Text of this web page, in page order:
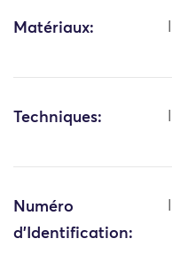
Matériaux:
Techniques:
Numéro
d'Identification: